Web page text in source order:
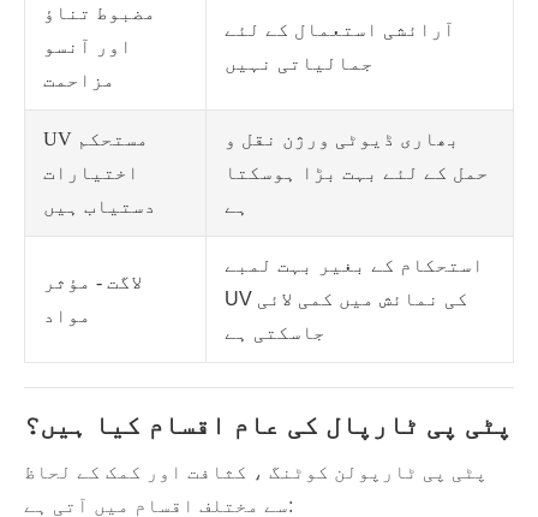
مضبوط تناؤ
اور آنسو
مزاحمت
آرائشی استعمال کے لئے
جمالیاتی نہیں
UV مستحکم
اختیارات
دستیاب ہیں
بھاری ڈیوٹی ورژن نقل و
حمل کے لئے بہت بڑا ہوسکتا
ہے
لاگت - مؤثر
مواد
استحکام کے بغیر بہت لمبے
UV کی نمائش میں کمی لائی
جاسکتی ہے
پٹی پی ٹارپال کی عام اقسام کیا ہیں؟
پٹی پی ٹارپولن کوٹنگ ، کثافت اور کمک کے لحاظ
سے مختلف اقسام میں آتی ہے: